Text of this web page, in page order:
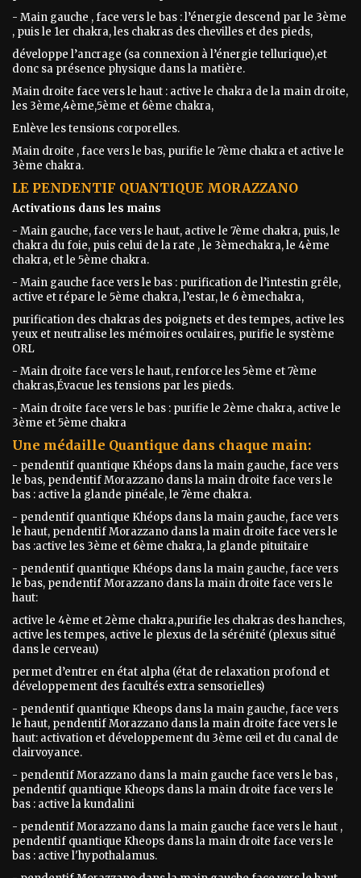
- Main gauche , face vers le bas : l’énergie descend par le 3ème
, puis le 1er chakra, les chakras des chevilles et des pieds,
développe l’ancrage (sa connexion à l’énergie tellurique),et
donc sa présence physique dans la matière.
Main droite face vers le haut : active le chakra de la main droite,
les 3ème,4ème,5ème et 6ème chakra,
Enlève les tensions corporelles.
Main droite , face vers le bas, purifie le 7ème chakra et active le
3ème chakra.
LE PENDENTIF QUANTIQUE MORAZZANO
Activations dans les mains
- Main gauche, face vers le haut, active le 7ème chakra, puis, le
chakra du foie, puis celui de la rate , le 3èmechakra, le 4ème
chakra, et le 5ème chakra.
- Main gauche face vers le bas : purification de l’intestin grêle,
active et répare le 5ème chakra, l’estar, le 6 èmechakra,
purification des chakras des poignets et des tempes, active les
yeux et neutralise les mémoires oculaires, purifie le système
ORL
- Main droite face vers le haut, renforce les 5ème et 7ème
chakras,Évacue les tensions par les pieds.
- Main droite face vers le bas : purifie le 2ème chakra, active le
3ème et 5ème chakra
Une médaille Quantique dans chaque main:
- pendentif quantique Khéops dans la main gauche, face vers
le bas, pendentif Morazzano dans la main droite face vers le
bas : active la glande pinéale, le 7ème chakra.
- pendentif quantique Khéops dans la main gauche, face vers
le haut, pendentif Morazzano dans la main droite face vers le
bas :active les 3ème et 6ème chakra, la glande pituitaire
- pendentif quantique Khéops dans la main gauche, face vers
le bas, pendentif Morazzano dans la main droite face vers le
haut:
active le 4ème et 2ème chakra,purifie les chakras des hanches,
active les tempes, active le plexus de la sérénité (plexus situé
dans le cerveau)
permet d’entrer en état alpha (état de relaxation profond et
développement des facultés extra sensorielles)
- pendentif quantique Kheops dans la main gauche, face vers
le haut, pendentif Morazzano dans la main droite face vers le
haut: activation et développement du 3ème œil et du canal de
clairvoyance.
- pendentif Morazzano dans la main gauche face vers le bas ,
pendentif quantique Kheops dans la main droite face vers le
bas : active la kundalini
- pendentif Morazzano dans la main gauche face vers le haut ,
pendentif quantique Kheops dans la main droite face vers le
bas : active l'hypothalamus.